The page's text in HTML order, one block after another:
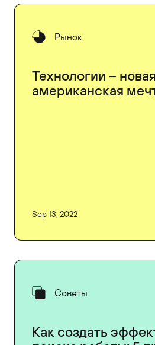
Рынок
Технологии – новая
американская
Sep 13, 2022
Советы
Как создать